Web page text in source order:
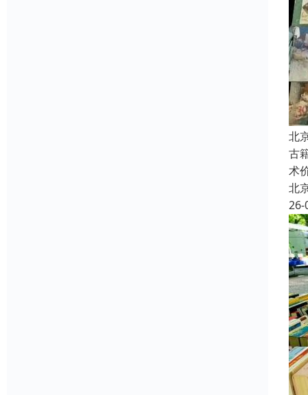
北
古
术
北
26-